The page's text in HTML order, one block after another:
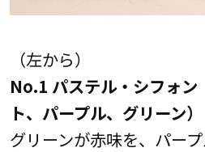
（左から）
No.1 パステル・シフォン
ト、パープル、グリーン）
グリーンが赤味を、パー